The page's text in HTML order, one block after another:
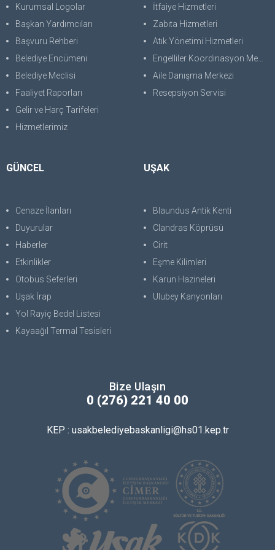
Kurumsal Logolar
Başkan Yardımcıları
Başvuru Rehberi
Belediye Encümeni
Belediye Meclisi
Faaliyet Raporları
Gelir ve Harç Tarifeleri
Hizmetlerimiz
İtfaiye Hizmetleri
Zabıta Hizmetleri
Atık Yönetimi Hizmetleri
Engelliler Koordinasyon Merkezi
Aile Danışma Merkezi
Resepsiyon Servisi
GÜNCEL
Cenaze İlanları
Duyurular
Haberler
Etkinlikler
Otobüs Seferleri
Uşak İrap
Yol Rayiç Bedel Listesi
Kayaağıl Termal Tesisleri
UŞAK
Blaundus Antik Kenti
Clandras Köprüsü
Cirit
Eşme Kilimleri
Karun Hazineleri
Ulubey Kanyonları
Bize Ulaşın
0 (276) 221 40 00
KEP : usakbelediyebaskanligi@hs01.kep.tr